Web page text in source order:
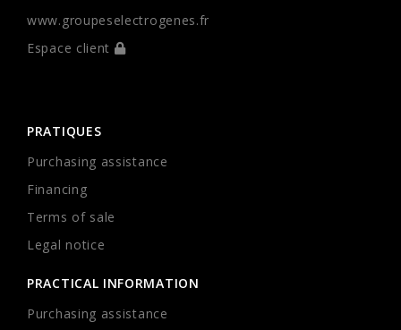
www.groupeselectrogenes.fr
Espace client
PRATIQUES
Purchasing assistance
Financing
Terms of sale
Legal notice
PRACTICAL INFORMATION
Purchasing assistance